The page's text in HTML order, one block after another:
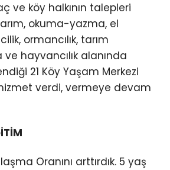
ve köy halkının talepleri
okuma-yazma, el
ormancılık, tarım
ve hayvancılık alanında
21 Köy Yaşam Merkezi
verdi, vermeye devam
Oranını arttırdık. 5 yaş